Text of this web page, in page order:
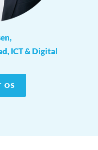
ICT & Digital
OS